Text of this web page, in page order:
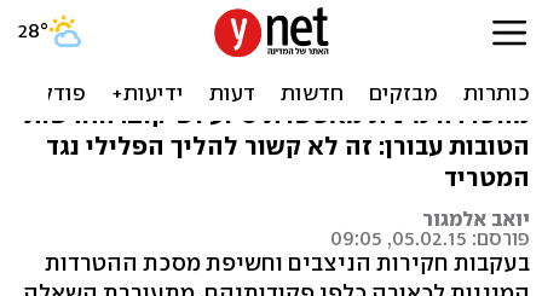
קצבאות למוטרדות
ההכרה בנכות של שוטרות או חיילות כתוצאה
מהטרדה מינית מאפשרת סיוע ושיקום. החדשות
הטובות עבורן: זה לא קשור להליך הפלילי נגד
המטריד
יואב אלמגור
פורסם: 05.02.15, 09:05
בעקבות חקירות הניצבים וחשיפת מסכת ההטרדות